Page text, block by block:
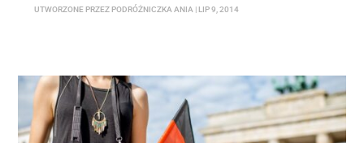
UTWORZONE PRZEZ PODRÓŻNICZKA ANIA | LIP 9, 2014